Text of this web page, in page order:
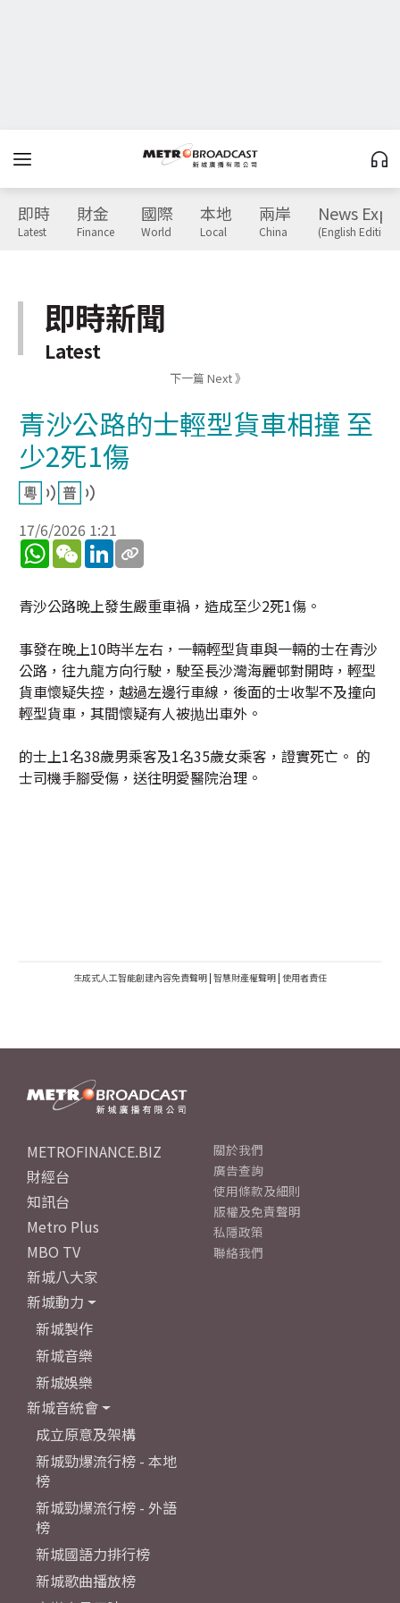
即時
Latest
財金
Finance
國際
World
本地
Local
兩岸
China
News
(English Edition)
即時新聞
Latest
下一篇 Next 》
青沙公路的士輕型貨車相撞 至
少2死1傷
17/6/2026 1:21
WhatsApp
WeChatLinkedIn
青沙公路晚上發生嚴重車禍，造成至少2死1傷。
事發在晚上10時半左右，一輛輕型貨車與一輛的士在青沙
公路，往九龍方向行駛，駛至長沙灣海麗邨對開時，輕型
貨車懷疑失控，越過左邊行車線，後面的士收掣不及撞向
輕型貨車，其間懷疑有人被抛出車外。
的士上1名38歲男乘客及1名35歲女乘客，證實死亡。 的
士司機手腳受傷，送往明愛醫院治理。
生成式人工智能創建內容免責聲明 | 智慧財產權聲明 | 使用者責任
METROFINANCE.BIZ
財經台
知訊台
Metro Plus
MBO TV
新城八大家
新城動力
新城製作
新城音樂
新城娛樂
新城音統會
成立原意及架構
新城勁爆流行榜 - 本地
榜
新城勁爆流行榜 - 外語
榜
新城國語力排行榜
新城歌曲播放榜
關於我們
廣告查詢
使用條款及細則
版權及免責聲明
私隱政策
聯絡我們